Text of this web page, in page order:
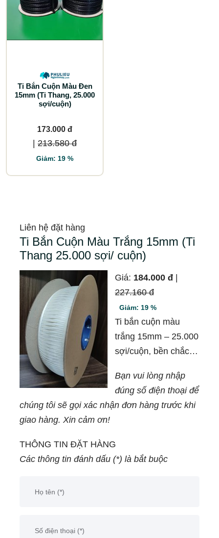
Ti Bắn Cuộn Màu Đen
15mm (Ti Thang, 25.000
sợi/cuộn)
173.000 đ
213.580 đ
Giảm: 19 %
Liên hệ đặt hàng
Ti Bắn Cuộn Màu Trắng 15mm (Ti
Thang 25.000 sợi/ cuộn)
Giá: 184.000 đ
227.160 đ
Giảm: 19 %
Ti bắn cuộn màu
trắng 15mm – 25.000
sợi/cuộn, bền chắc,
mác tự động, tăng
tốc độ gắn mác cho
xưởng may công
Bạn vui lòng nhập
đúng số điện thoại để
chúng tôi sẽ gọi xác nhận đơn hàng trước khi
giao hàng. Xin cảm ơn!
THÔNG TIN ĐẶT HÀNG
Các thông tin đánh dấu (*) là bắt buộc